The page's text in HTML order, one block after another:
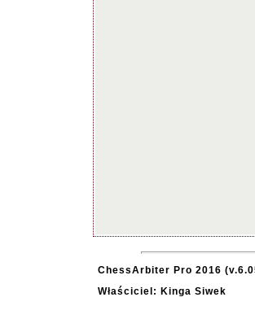
ChessArbiter Pro 2016
Właściciel: Kinga Siwek